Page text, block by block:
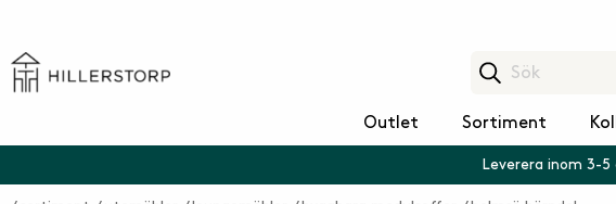
Outlet Sortiment
Leverera inom 3-